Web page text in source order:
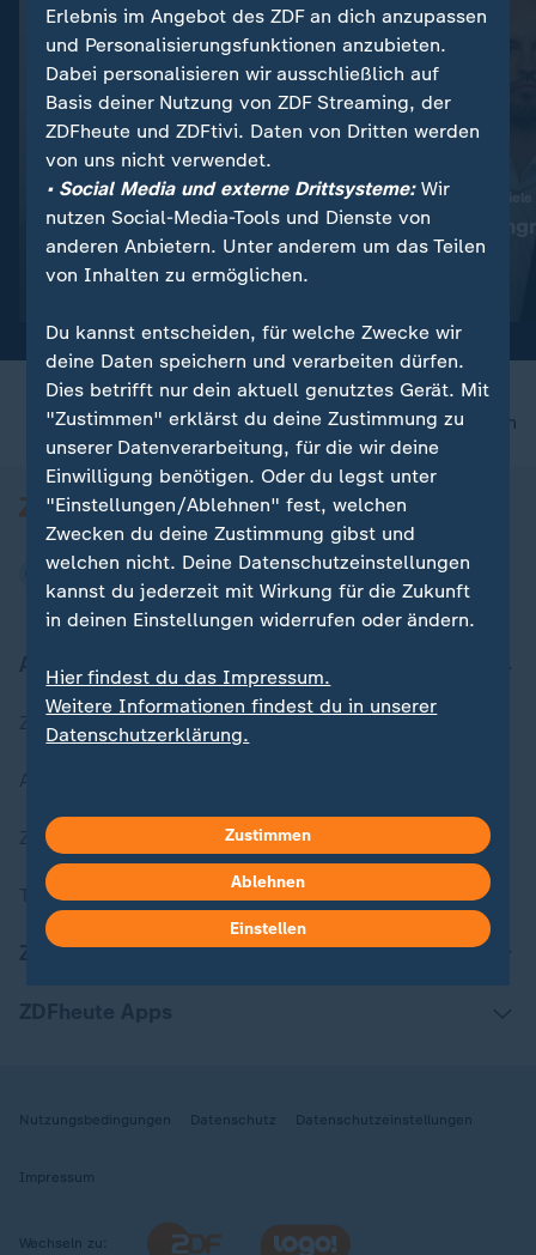
Abwehr ballistischer Raketen:
"Das ist die Champions-
League der Technologie"
Ukraine trifft neue Ziele
"Deutlicher
Alltag"
nach oben
Aktuell bei ZDFheute
Zuletzt veröffentlicht
ZDFheute Stories
Themen im Überblick
ZDFheute Update
Nutzungsbedingungen Datenschutz Datenschutzeinstellungen
Impressum
Wechseln zu:
Erlebnis im Angebot des ZDF an dich anzupassen
und Personalisierungsfunktionen anzubieten.
Dabei personalisieren wir ausschließlich auf
Basis deiner Nutzung von ZDF Streaming, der
ZDFheute und ZDFtivi. Daten von Dritten werden
von uns nicht verwendet.
• Social Media und externe Drittsysteme:Wir
nutzen Social-Media-Tools und Dienste von
anderen Anbietern. Unter anderem um das Teilen
von Inhalten zu ermöglichen.
Du kannst entscheiden, für welche Zwecke wir
deine Daten speichern und verarbeiten dürfen.
Dies betrifft nur dein aktuell genutztes Gerät. Mit
"Zustimmen" erklärst du deine Zustimmung zu
unserer Datenverarbeitung, für die wir deine
Einwilligung benötigen. Oder du legst unter
"Einstellungen/Ablehnen" fest, welchen
Zwecken du deine Zustimmung gibst und
welchen nicht. Deine Datenschutzeinstellungen
kannst du jederzeit mit Wirkung für die Zukunft
in deinen Einstellungen widerrufen oder ändern.
Hier findest du das Impressum.
Weitere Informationen findest du in unserer
Datenschutzerklärung.
Zustimmen
Ablehnen
Einstellen